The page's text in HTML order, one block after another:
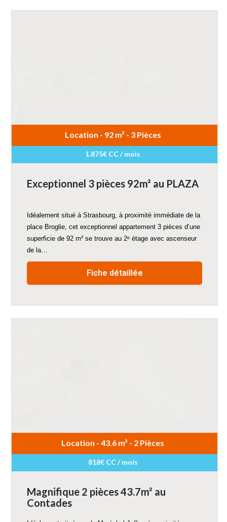
Location - 92 m² - 3 Pièces
1.875€ CC / mois
Exceptionnel 3 pièces 92m² au PLAZA
Idéalement situé à Strasbourg, à proximité immédiate de la
place Broglie, cet exceptionnel appartement 3 pièces d’une
superficie de 92 m² se trouve au 2ᵉ étage avec ascenseur
de la…
Fiche détaillée
Location - 43.6 m² - 2 Pièces
818€ CC / mois
Magnifique 2 pièces 43.7m² au
Contades